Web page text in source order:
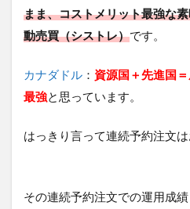
まま、コストメリット最強な
動売買（シストレ）です。
カナダドル ： 資源国＋先進国
最強と思っています。
はっきり言って連続予約注文は
その連続予約注文での運用成